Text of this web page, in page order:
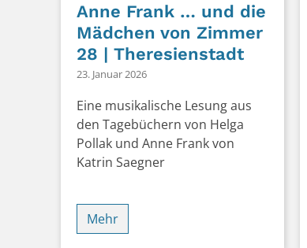
Anne Frank … und die
Mädchen von Zimmer
28 | Theresienstadt
23. Januar 2026
Eine musikalische Lesung aus
den Tagebüchern von Helga
Pollak und Anne Frank von
Katrin Saegner
Mehr